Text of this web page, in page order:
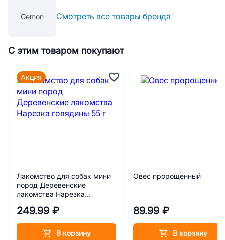
Gemon Смотреть все товары бренда
С этим товаром покупают
Лакомство для собак мини
пород Деревенские
лакомства Нарезка
249.99 ₽
В корзину
Акция
Овес пророщенный
89.99 ₽
В корзину